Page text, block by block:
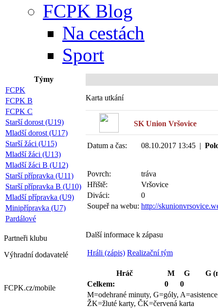
FCPK Blog
Na cestách
Sport
Týmy
FCPK
FCPK B
FCPK C
Starší dorost (U19)
Mladší dorost (U17)
Starší žáci (U15)
Mladší žáci (U13)
Mladší žáci B (U12)
Starší přípravka (U11)
Starší přípravka B (U10)
Mladší přípravka (U9)
Minipřípravka (U7)
Pardálové
Partneři klubu
Výhradní dodavatelé
FCPK.cz/mobile
Karta utkání
SK Union Vršovice
Datum a čas: 08.10.2017 13:45 |
Povrch:
tráva
Hřiště:
Vršovice
Diváci:
0
Soupeř na webu: http://
Další informace k zápasu
Hráli (zápis) Realizační tým
Hráč M G
G
Celkem:
0
0
M=odehrané minuty, G=góly,
ŽK=žluté karty, ČK=červená karta